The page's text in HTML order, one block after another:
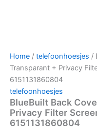
Home / telefoonhoesjes /
Transparant + Privacy
6151131860804
telefoonhoesjes
BlueBuilt Back
Privacy Filter
6151131860804